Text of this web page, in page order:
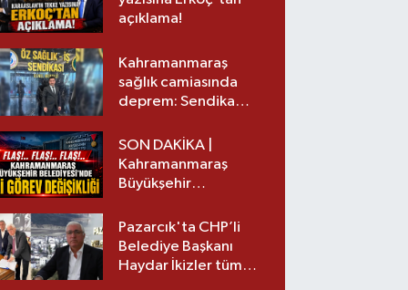
açıklama!
Kahramanmaraş
sağlık camiasında
deprem: Sendika
SON DAKİKA |
Kahramanmaraş
Büyükşehir
görev değişikliği!
Pazarcık'ta CHP’li
Belediye Başkanı
Haydar İkizler tüm